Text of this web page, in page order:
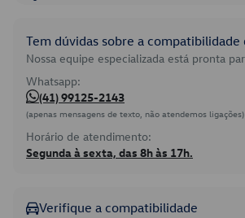
Tem dúvidas sobre a
Nossa equipe especializada está pronta
Whatsapp:
(41) 99125-2143
(apenas mensagens de texto, não atendemos ligações)
Horário de atendimento:
Segunda à sexta, das 8h às 17h.
Verifique a compatibilidade